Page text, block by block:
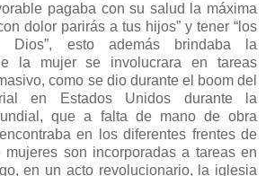
pagaba con su salud la máxima
dolor parirás a tus hijos” y tener “los
Dios”, esto además brindaba la
la mujer se involucrara en tareas
como se dio durante el boom del
en Estados Unidos durante la
que a falta de mano de obra
en los diferentes frentes de
mujeres son incorporadas a tareas en
en un acto revolucionario, la iglesia